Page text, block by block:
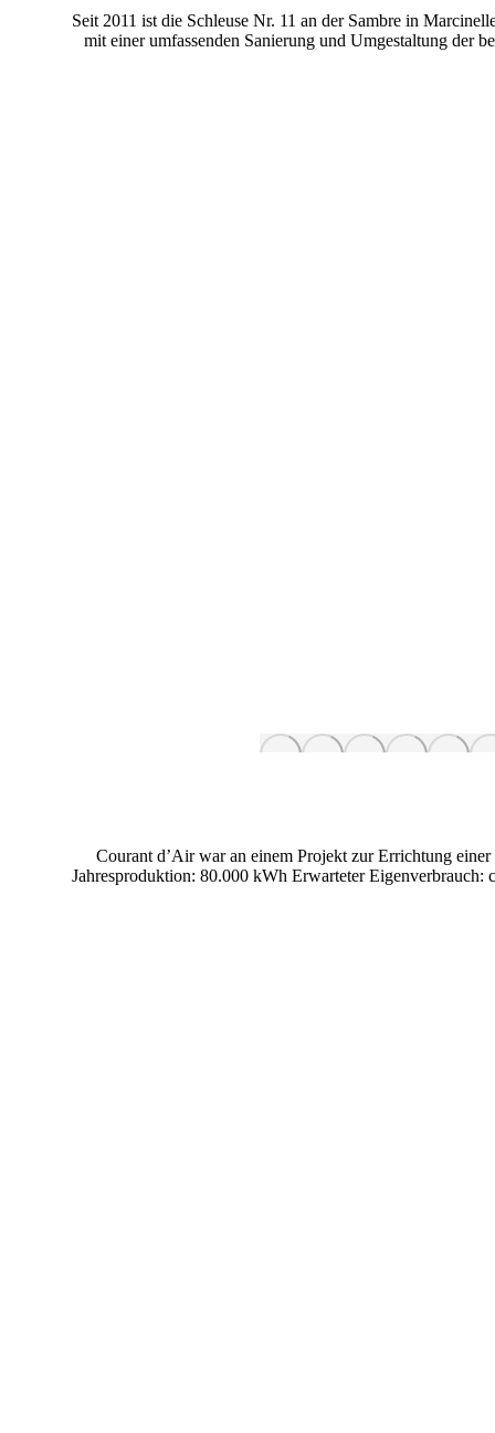
Seit 2011 ist die Schleuse Nr. 11 an der Sambre in
mit einer umfassenden Sanierung und Umgestaltung der
Courant d’Air war an einem Projekt zur Errichtung
Jahresproduktion: 80.000 kWh Erwarteter